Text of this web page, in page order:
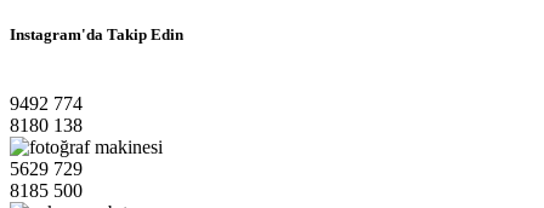
Instagram'da Takip Edin
9492 774
8180 138
5629 729
8185 500